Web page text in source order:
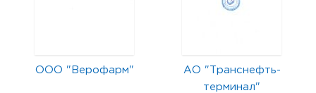
ООО "Верофарм"
АО "Транснефть-
терминал"